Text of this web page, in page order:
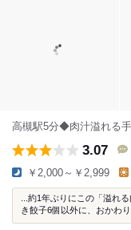
高槻駅5分◆肉汁溢れる
3.07
￥2,000～￥2,999
...約1年ぶりにこの「溢れ
き餃子6個以外に、おかわ